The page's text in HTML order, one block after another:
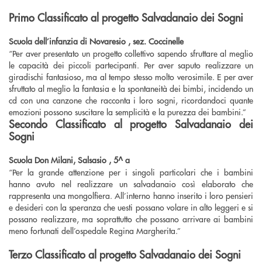
Primo Classificato al progetto Salvadanaio dei Sogni
Scuola dell’infanzia di Novaresio , sez. Coccinelle
“Per aver presentato un progetto collettivo sapendo sfruttare al meglio
le capacità dei piccoli partecipanti. Per aver saputo realizzare un
giradischi fantasioso, ma al tempo stesso molto verosimile. E per aver
sfruttato al meglio la fantasia e la spontaneità dei bimbi, incidendo un
cd con una canzone che racconta i loro sogni, ricordandoci quante
emozioni possono suscitare la semplicità e la purezza dei bambini.”
Secondo Classificato al progetto Salvadanaio dei
Sogni
Scuola Don Milani, Salsasio , 5^ a
“Per la grande attenzione per i singoli particolari che i bambini
hanno avuto nel realizzare un salvadanaio così elaborato che
rappresenta una mongolfiera. All’interno hanno inserito i loro pensieri
e desideri con la speranza che uesti possano volare in alto leggeri e si
possano realizzare, ma soprattutto che possano arrivare ai bambini
meno fortunati dell’ospedale Regina Margherita.”
Terzo Classificato al progetto Salvadanaio dei Sogni